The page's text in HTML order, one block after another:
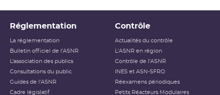
Réglementation
La réglementation
Bulletin officiel de l'ASNR
L’association des publics
Consultations du public
Guides de l'ASNR
Cadre législatif
Contrôle
Actualités du contrôle
L'ASNR en région
Contrôle de l'ASNR
INES et ASN-SFRO
Réexamens périodiques
Petits Réacteurs Modulaires